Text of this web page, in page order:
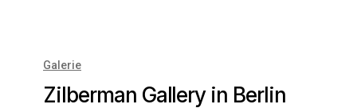
Galerie
Zilberman Gallery in Berlin